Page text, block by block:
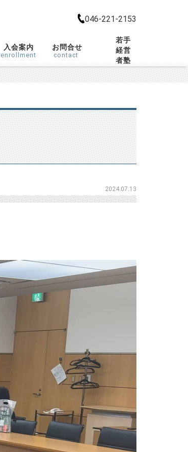
046-221-2153
入会案内
enrollment
お問合せ
contact
若手
経営
者塾
2024.07.13